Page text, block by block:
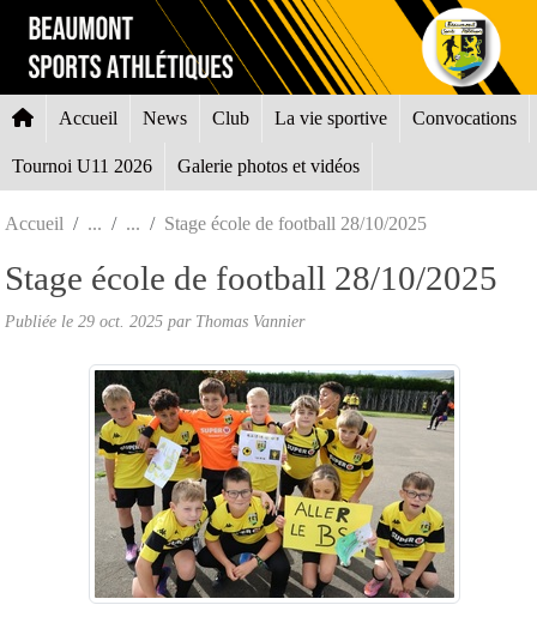
Accueil News Club La vie sportive Convocations
Tournoi U11 2026 Galerie photos et vidéos
Accueil Stage école de football 28/10/2025
Stage école de football 28/10/2025
Publiée le 29 oct. 2025 par Thomas Vannier
Panneau de gestion des cookies